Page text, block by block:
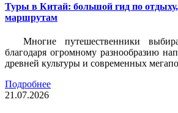
Туры в Китай: большой гид по
маршрутам
Многие путешественники
благодаря огромному разнообразию
древней культуры и современных
Подробнее
21.07.2026